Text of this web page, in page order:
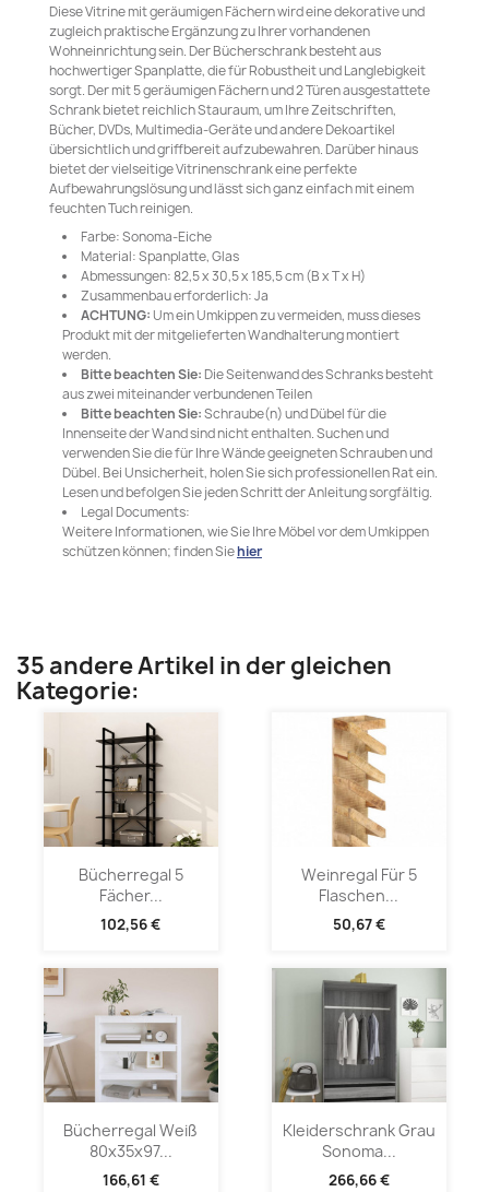
Diese Vitrine mit geräumigen Fächern wird eine dekorative und
zugleich praktische Ergänzung zu Ihrer vorhandenen
Wohneinrichtung sein. Der Bücherschrank besteht aus
hochwertiger Spanplatte, die für Robustheit und Langlebigkeit
sorgt. Der mit 5 geräumigen Fächern und 2 Türen ausgestattete
Schrank bietet reichlich Stauraum, um Ihre Zeitschriften,
Bücher, DVDs, Multimedia-Geräte und andere Dekoartikel
übersichtlich und griffbereit aufzubewahren. Darüber hinaus
bietet der vielseitige Vitrinenschrank eine perfekte
Aufbewahrungslösung und lässt sich ganz einfach mit einem
feuchten Tuch reinigen.
Farbe: Sonoma-Eiche
Material: Spanplatte, Glas
Abmessungen: 82,5 x 30,5 x 185,5 cm (B x T x H)
Zusammenbau erforderlich: Ja
ACHTUNG: Um ein Umkippen zu vermeiden, muss dieses
Produkt mit der mitgelieferten Wandhalterung montiert
werden.
Bitte beachten Sie: Die Seitenwand des Schranks besteht
aus zwei miteinander verbundenen Teilen
Bitte beachten Sie:Schraube(n) und Dübel für die
Innenseite der Wand sind nicht enthalten. Suchen und
verwenden Sie die für Ihre Wände geeigneten Schrauben und
Dübel. Bei Unsicherheit, holen Sie sich professionellen Rat ein.
Lesen und befolgen Sie jeden Schritt der Anleitung sorgfältig.
Legal Documents:
Weitere Informationen, wie Sie Ihre Möbel vor dem Umkippen
schützen können; finden Siehier
35 andere Artikel in der gleichen
Kategorie:
Bücherregal 5
Fächer...
102,56 €
Weinregal Für 5
Flaschen...
50,67 €
Bücherregal Weiß
80x35x97...
166,61 €
Kleiderschrank Grau
Sonoma...
266,66 €